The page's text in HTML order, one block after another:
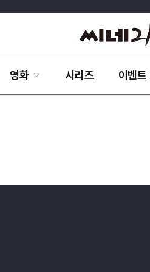
영화 시리즈 이벤트